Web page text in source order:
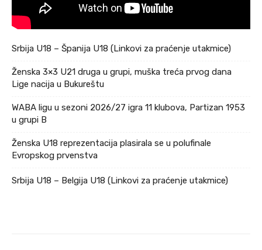
Srbija U18 – Španija U18 (Linkovi za praćenje utakmice)
Ženska 3×3 U21 druga u grupi, muška treća prvog dana
Lige nacija u Bukureštu
WABA ligu u sezoni 2026/27 igra 11 klubova, Partizan 1953
u grupi B
Ženska U18 reprezentacija plasirala se u polufinale
Evropskog prvenstva
Srbija U18 – Belgija U18 (Linkovi za praćenje utakmice)